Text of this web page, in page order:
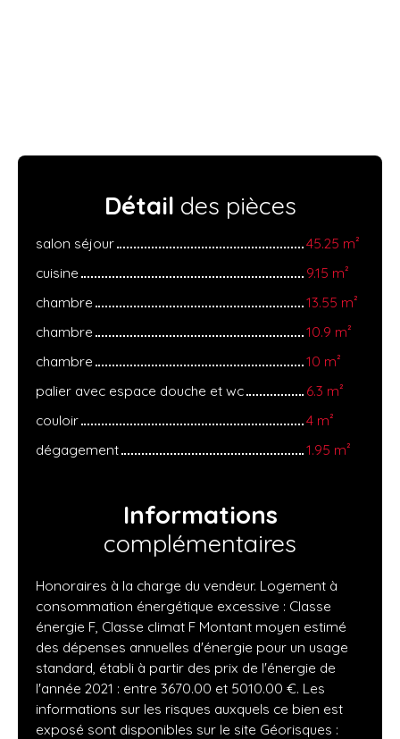
Détail des pièces
salon séjour
45.25 m²
cuisine
9.15 m²
chambre
13.55 m²
chambre
10.9 m²
chambre
10 m²
palier avec espace douche et wc
6.3 m²
couloir
4 m²
dégagement
1.95 m²
Informations
complémentaires
Honoraires à la charge du vendeur. Logement à
consommation énergétique excessive : Classe
énergie F, Classe climat F Montant moyen estimé
des dépenses annuelles d'énergie pour un usage
standard, établi à partir des prix de l'énergie de
l'année 2021 : entre 3670.00 et 5010.00 €. Les
informations sur les risques auxquels ce bien est
exposé sont disponibles sur le site Géorisques :